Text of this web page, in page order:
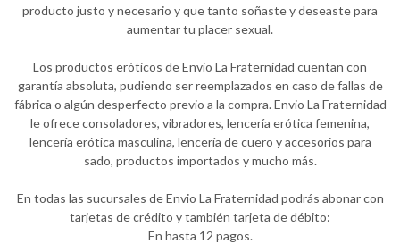
producto justo y necesario y que tanto soñaste y deseaste para
aumentar tu placer sexual.
Los productos eróticos de Envio La Fraternidad cuentan con
garantía absoluta, pudiendo ser reemplazados en caso de fallas de
fábrica o algún desperfecto previo a la compra. Envio La Fraternidad
le ofrece consoladores, vibradores, lencería erótica femenina,
lencería erótica masculina, lencería de cuero y accesorios para
sado, productos importados y mucho más.
En todas las sucursales de Envio La Fraternidad podrás abonar con
tarjetas de crédito y también tarjeta de débito:
En hasta 12 pagos.